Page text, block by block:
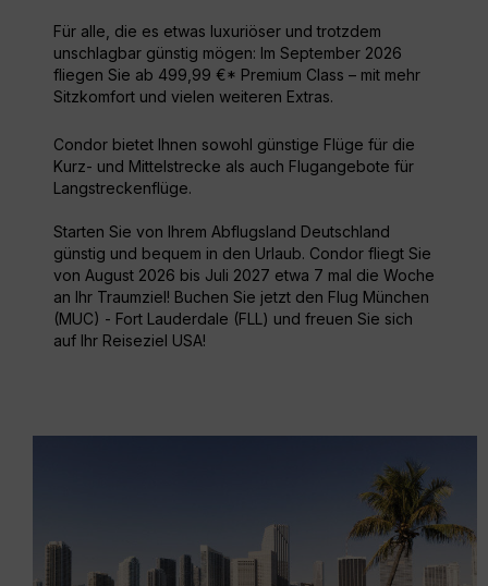
Für alle, die es etwas luxuriöser und trotzdem
unschlagbar günstig mögen: Im September 2026
fliegen Sie ab 499,99 €* Premium Class – mit mehr
Sitzkomfort und vielen weiteren Extras.
Condor bietet Ihnen sowohl günstige Flüge für die
Kurz- und Mittelstrecke als auch Flugangebote für
Langstreckenflüge.
Starten Sie von Ihrem Abflugsland Deutschland
günstig und bequem in den Urlaub. Condor fliegt Sie
von August 2026 bis Juli 2027 etwa 7 mal die Woche
an Ihr Traumziel! Buchen Sie jetzt den Flug München
(MUC) - Fort Lauderdale (FLL) und freuen Sie sich
auf Ihr Reiseziel USA!